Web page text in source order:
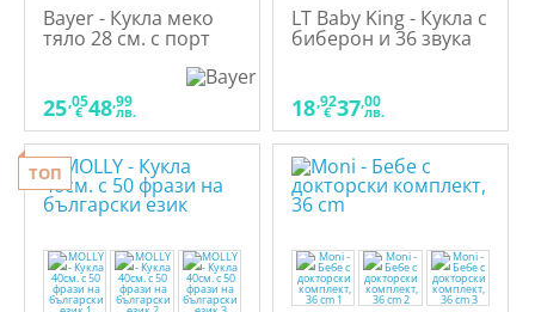
Bayer - Кукла меко
тяло 28 см. с порт
25,05
€ 48,99
лв.
LT Baby King - Кукла с
биберон и 36 звука
18,92
€ 37,00
лв.
ТОП